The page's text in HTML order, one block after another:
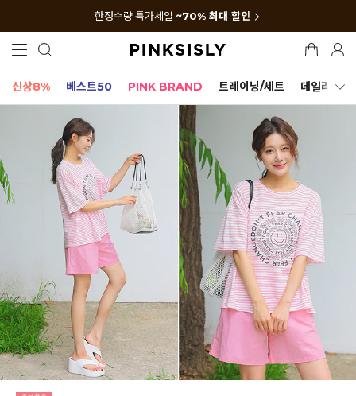
한정수량 특가세일 ~70% 최대 할인
신상8% 베스트50 PINK BRAND 트레이닝/세트 데일리세트